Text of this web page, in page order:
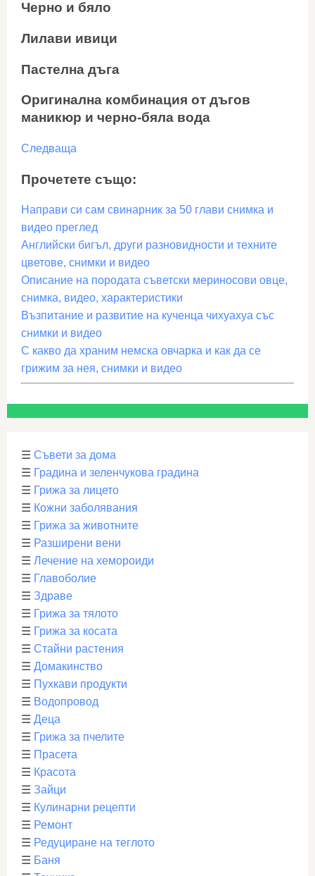
Черно и бяло
Лилави ивици
Пастелна дъга
Оригинална комбинация от дъгов
маникюр и черно-бяла вода
Следваща
Прочетете също:
Направи си сам свинарник за 50 глави снимка и
видео преглед
Английски бигъл, други разновидности и техните
цветове, снимки и видео
Описание на породата съветски мериносови овце,
снимка, видео, характеристики
Възпитание и развитие на кученца чихуахуа със
снимки и видео
С какво да храним немска овчарка и как да се
грижим за нея, снимки и видео
☰ Съвети за дома
☰ Градина и зеленчукова градина
☰ Грижа за лицето
☰ Кожни заболявания
☰ Грижа за животните
☰ Разширени вени
☰ Лечение на хемороиди
☰ Главоболие
☰ Здраве
☰ Грижа за тялото
☰ Грижа за косата
☰ Стайни растения
☰ Домакинство
☰ Пухкави продукти
☰ Водопровод
☰ Деца
☰ Грижа за пчелите
☰ Прасета
☰ Красота
☰ Зайци
☰ Кулинарни рецепти
☰ Ремонт
☰ Редуциране на теглото
☰ Баня